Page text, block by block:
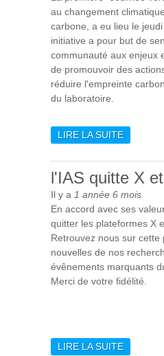
au changement
carbone, a eu lieu le
initiative a pour but de
communauté aux enjeux
de promouvoir des
réduire l'empreinte
du laboratoire.
LIRE LA SUITEDE
l'IAS quitte X
Il y a 1 année 6 mois
En accord avec ses
quitter les plateformes X
Retrouvez nous sur cette
nouvelles de nos
évênements marquants
Merci de votre fidélité.
LIRE LA SUITEDE L'IAS